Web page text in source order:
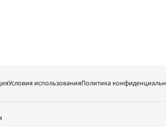
Условия использованияПолитика